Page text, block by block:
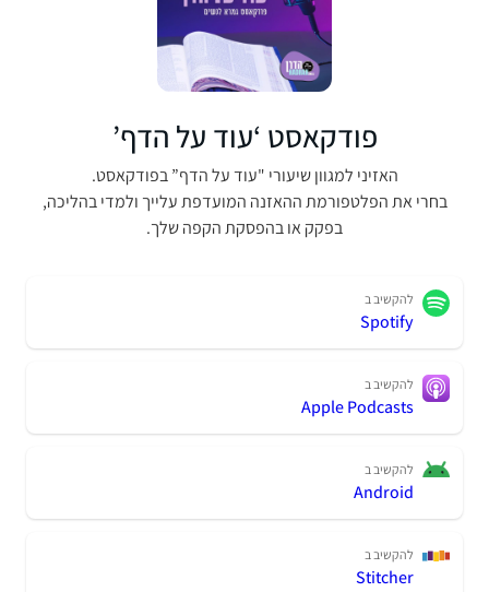
פודקאסט ‘עוד על הדף’
האזיני למגוון שיעורי "עוד על הדף” בפודקאסט.
בחרי את הפלטפורמת ההאזנה המועדפת עלייך ולמדי בהליכה,
בפקק או בהפסקת הקפה שלך.
להקשיב ב
Spotify
להקשיב ב
Apple Podcasts
להקשיב ב
Android
להקשיב ב
Stitcher